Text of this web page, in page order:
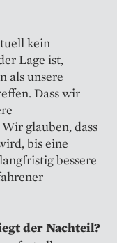
kein
Lage ist,
als unsere
Dass wir
glauben, dass
bis eine
bessere
der Nachteil?